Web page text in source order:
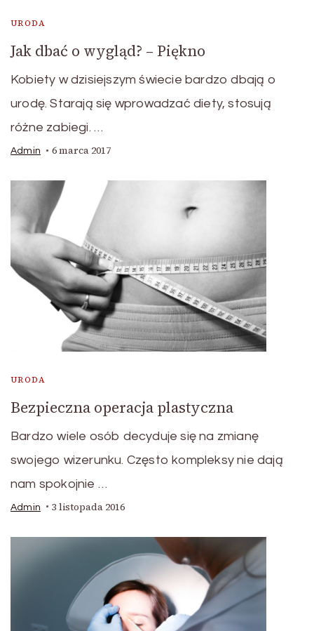
URODA
Jak dbać o wygląd? – Piękno
Kobiety w dzisiejszym świecie bardzo dbają o
urodę. Starają się wprowadzać diety, stosują
różne zabiegi. …
Admin 6 marca 2017
URODA
Bezpieczna operacja plastyczna
Bardzo wiele osób decyduje się na zmianę
swojego wizerunku. Często kompleksy nie dają
nam spokojnie …
Admin 3 listopada 2016